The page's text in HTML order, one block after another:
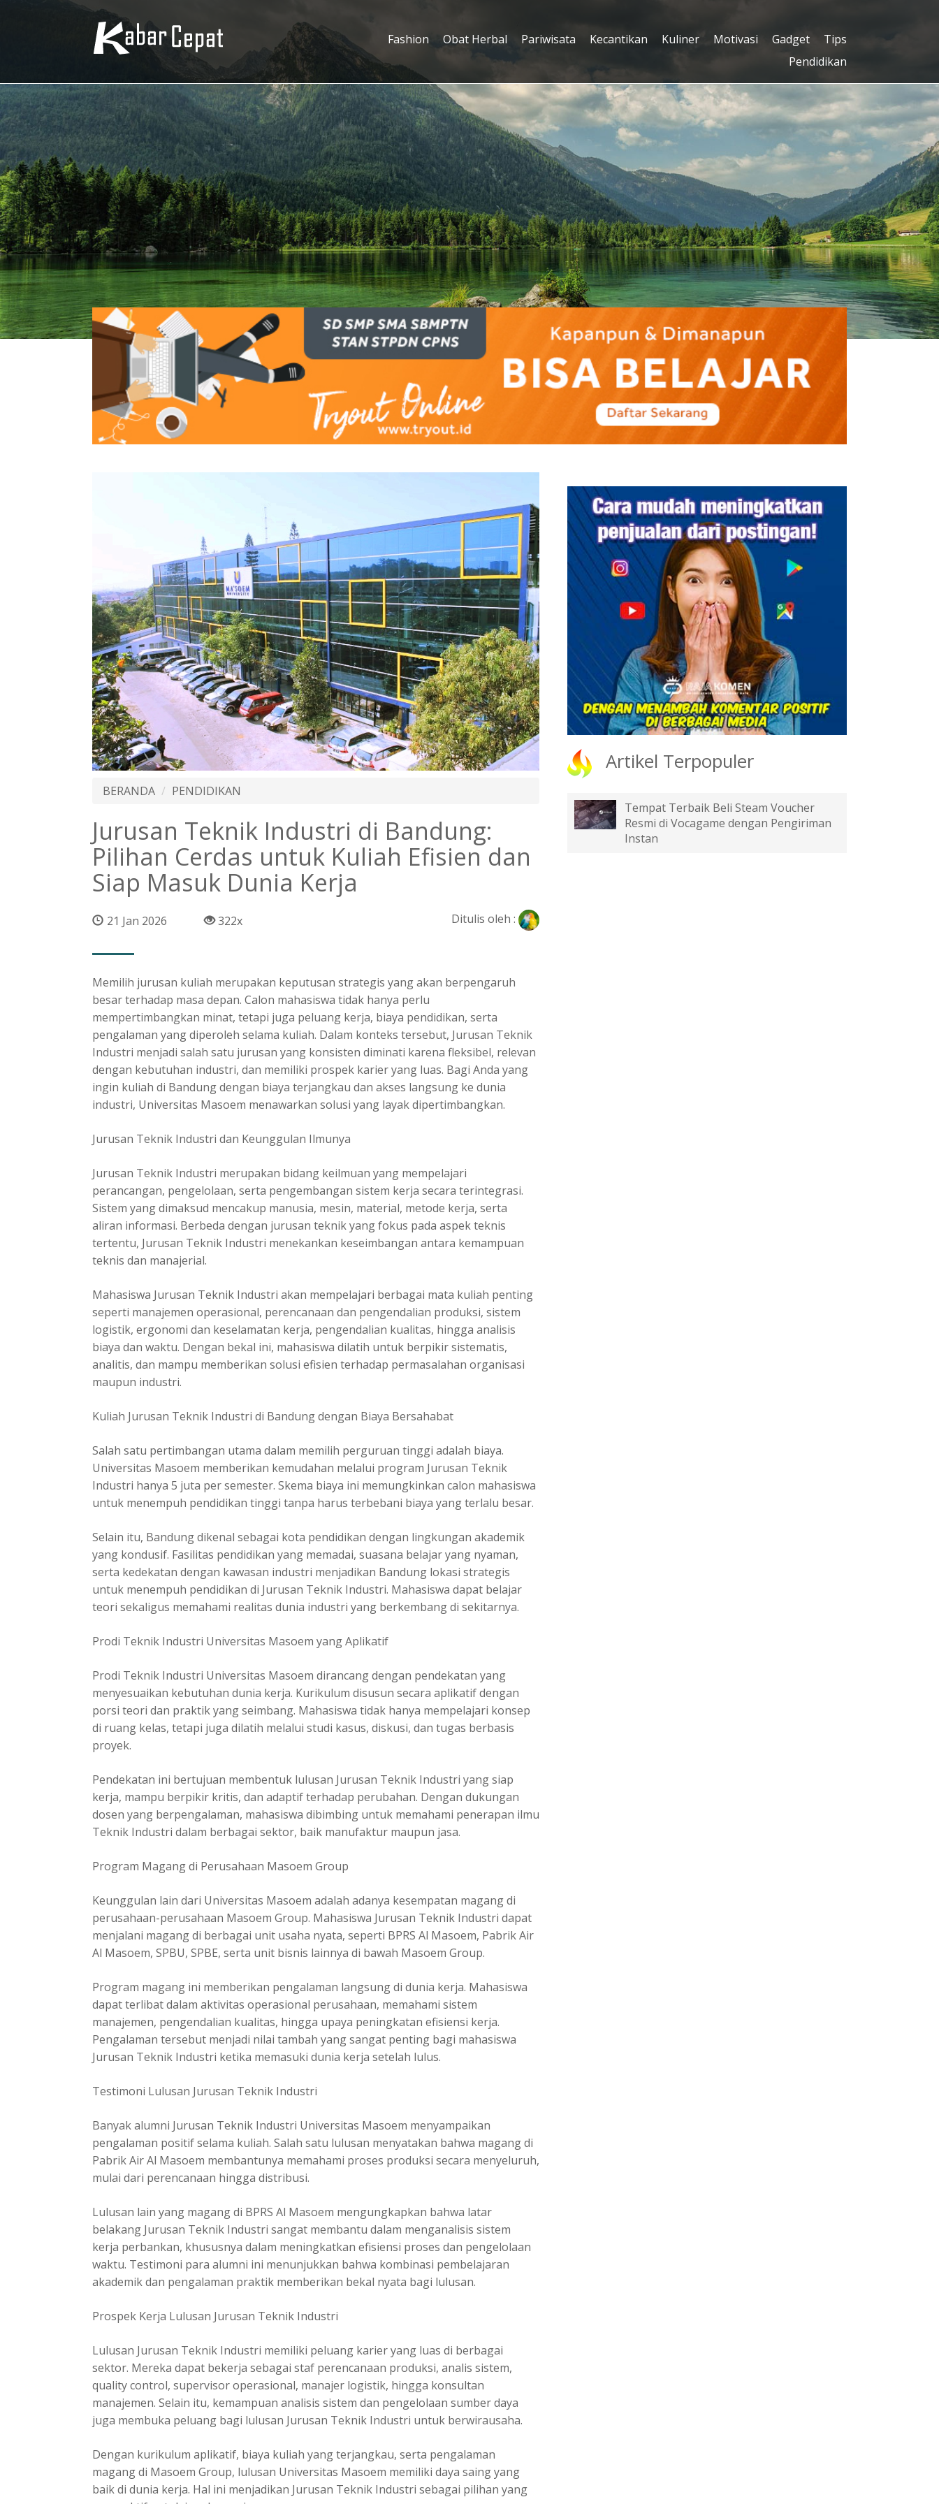
Fashion Obat Herbal Pariwisata Kecantikan Kuliner Motivasi Gadget
Tips
Pendidikan
BERANDA PENDIDIKAN
Jurusan Teknik Industri di Bandung:
Pilihan Cerdas untuk Kuliah Efisien dan
Siap Masuk Dunia Kerja
21 Jan 2026 322x Ditulis oleh :
Memilih jurusan kuliah merupakan keputusan strategis yang akan berpengaruh
besar terhadap masa depan. Calon mahasiswa tidak hanya perlu
mempertimbangkan minat, tetapi juga peluang kerja, biaya pendidikan, serta
pengalaman yang diperoleh selama kuliah. Dalam konteks tersebut, Jurusan Teknik
Industri menjadi salah satu jurusan yang konsisten diminati karena fleksibel, relevan
dengan kebutuhan industri, dan memiliki prospek karier yang luas. Bagi Anda yang
ingin kuliah di Bandung dengan biaya terjangkau dan akses langsung ke dunia
industri, Universitas Masoem menawarkan solusi yang layak dipertimbangkan.
Jurusan Teknik Industri dan Keunggulan Ilmunya
Jurusan Teknik Industri merupakan bidang keilmuan yang mempelajari
perancangan, pengelolaan, serta pengembangan sistem kerja secara terintegrasi.
Sistem yang dimaksud mencakup manusia, mesin, material, metode kerja, serta
aliran informasi. Berbeda dengan jurusan teknik yang fokus pada aspek teknis
tertentu, Jurusan Teknik Industri menekankan keseimbangan antara kemampuan
teknis dan manajerial.
Mahasiswa Jurusan Teknik Industri akan mempelajari berbagai mata kuliah penting
seperti manajemen operasional, perencanaan dan pengendalian produksi, sistem
logistik, ergonomi dan keselamatan kerja, pengendalian kualitas, hingga analisis
biaya dan waktu. Dengan bekal ini, mahasiswa dilatih untuk berpikir sistematis,
analitis, dan mampu memberikan solusi efisien terhadap permasalahan organisasi
maupun industri.
Kuliah Jurusan Teknik Industri di Bandung dengan Biaya Bersahabat
Salah satu pertimbangan utama dalam memilih perguruan tinggi adalah biaya.
Universitas Masoem memberikan kemudahan melalui program Jurusan Teknik
Industri hanya 5 juta per semester. Skema biaya ini memungkinkan calon mahasiswa
untuk menempuh pendidikan tinggi tanpa harus terbebani biaya yang terlalu besar.
Selain itu, Bandung dikenal sebagai kota pendidikan dengan lingkungan akademik
yang kondusif. Fasilitas pendidikan yang memadai, suasana belajar yang nyaman,
serta kedekatan dengan kawasan industri menjadikan Bandung lokasi strategis
untuk menempuh pendidikan di Jurusan Teknik Industri. Mahasiswa dapat belajar
teori sekaligus memahami realitas dunia industri yang berkembang di sekitarnya.
Prodi Teknik Industri Universitas Masoem yang Aplikatif
Prodi Teknik Industri Universitas Masoem dirancang dengan pendekatan yang
menyesuaikan kebutuhan dunia kerja. Kurikulum disusun secara aplikatif dengan
porsi teori dan praktik yang seimbang. Mahasiswa tidak hanya mempelajari konsep
di ruang kelas, tetapi juga dilatih melalui studi kasus, diskusi, dan tugas berbasis
proyek.
Pendekatan ini bertujuan membentuk lulusan Jurusan Teknik Industri yang siap
kerja, mampu berpikir kritis, dan adaptif terhadap perubahan. Dengan dukungan
dosen yang berpengalaman, mahasiswa dibimbing untuk memahami penerapan ilmu
Teknik Industri dalam berbagai sektor, baik manufaktur maupun jasa.
Program Magang di Perusahaan Masoem Group
Keunggulan lain dari Universitas Masoem adalah adanya kesempatan magang di
perusahaan-perusahaan Masoem Group. Mahasiswa Jurusan Teknik Industri dapat
menjalani magang di berbagai unit usaha nyata, seperti BPRS Al Masoem, Pabrik Air
Al Masoem, SPBU, SPBE, serta unit bisnis lainnya di bawah Masoem Group.
Program magang ini memberikan pengalaman langsung di dunia kerja. Mahasiswa
dapat terlibat dalam aktivitas operasional perusahaan, memahami sistem
manajemen, pengendalian kualitas, hingga upaya peningkatan efisiensi kerja.
Pengalaman tersebut menjadi nilai tambah yang sangat penting bagi mahasiswa
Jurusan Teknik Industri ketika memasuki dunia kerja setelah lulus.
Testimoni Lulusan Jurusan Teknik Industri
Banyak alumni Jurusan Teknik Industri Universitas Masoem menyampaikan
pengalaman positif selama kuliah. Salah satu lulusan menyatakan bahwa magang di
Pabrik Air Al Masoem membantunya memahami proses produksi secara menyeluruh,
mulai dari perencanaan hingga distribusi.
Lulusan lain yang magang di BPRS Al Masoem mengungkapkan bahwa latar
belakang Jurusan Teknik Industri sangat membantu dalam menganalisis sistem
kerja perbankan, khususnya dalam meningkatkan efisiensi proses dan pengelolaan
waktu. Testimoni para alumni ini menunjukkan bahwa kombinasi pembelajaran
akademik dan pengalaman praktik memberikan bekal nyata bagi lulusan.
Prospek Kerja Lulusan Jurusan Teknik Industri
Lulusan Jurusan Teknik Industri memiliki peluang karier yang luas di berbagai
sektor. Mereka dapat bekerja sebagai staf perencanaan produksi, analis sistem,
quality control, supervisor operasional, manajer logistik, hingga konsultan
manajemen. Selain itu, kemampuan analisis sistem dan pengelolaan sumber daya
juga membuka peluang bagi lulusan Jurusan Teknik Industri untuk berwirausaha.
Dengan kurikulum aplikatif, biaya kuliah yang terjangkau, serta pengalaman
magang di Masoem Group, lulusan Universitas Masoem memiliki daya saing yang
baik di dunia kerja. Hal ini menjadikan Jurusan Teknik Industri sebagai pilihan yang
Artikel Terpopuler
Tempat Terbaik Beli Steam Voucher
Resmi di Vocagame dengan Pengiriman
Instan